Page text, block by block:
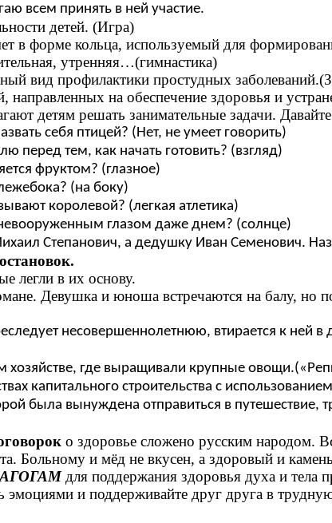
всем принять в ней участие.
детей. (Игра)
в форме кольца, используемый для
утренняя…(гимнастика)
вид профилактики простудных
направленных на обеспечение здоровья и
детям решать занимательные задачи.
себя птицей? (Нет, не умеет говорить)
перед тем, как начать готовить? (взгляд)
фруктом? (глазное)
(на боку)
королевой? (легкая атлетика)
глазом даже днем? (солнце)
Степанович, а дедушку Иван Семенович.
легли в их основу.
Девушка и юноша встречаются на балу, но
несовершеннолетнюю, втирается к ней
хозяйстве, где выращивали крупные
капитального строительства с
была вынуждена отправиться в
о здоровье сложено русским народом.
Больному и мёд не вкусен, а здоровый и
для поддержания здоровья духа и тела
эмоциями и поддерживайте друг друга в